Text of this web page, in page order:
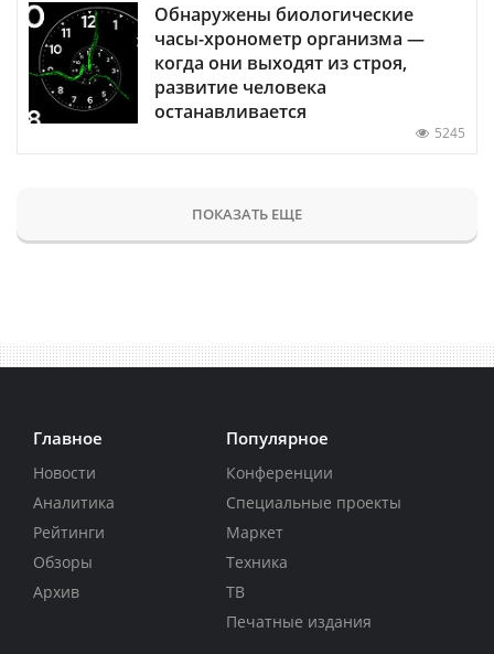
Обнаружены биологические
часы-хронометр организма —
когда они выходят из строя,
развитие человека
останавливается
5245
ПОКАЗАТЬ ЕЩЕ
Главное
Новости
Аналитика
Рейтинги
Обзоры
Архив
Популярное
Конференции
Специальные проекты
Маркет
Техника
ТВ
Печатные издания